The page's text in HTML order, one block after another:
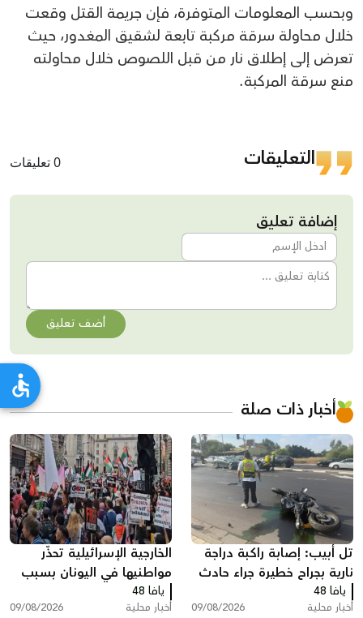
وبحسب المعلومات المتوفرة، فإن جريمة القتل وقعت
خلال محاولة سرقة مركبة تابعة لشقيق المغدور، حيث
تعرض إلى إطلاق نار من قبل اللصوص خلال محاولته
منع سرقة المركبة.
التعليقات 0 تعليقات
إضافة تعليق
أضف تعليق
أخبار ذات صلة
تل أبيب: إصابة راكبة دراجة
نارية بجراح خطيرة جراء حادث
طرق
يافا 48
أخبار محلية 09/08/2026
الخارجية الإسرائيلية تحذّر
مواطنيها في اليونان بسبب
مظاهرات دعم لغزة
يافا 48
أخبار محلية 09/08/2026